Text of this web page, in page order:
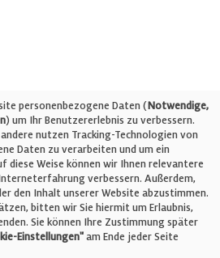
0
bau.eu
personenbezogene Daten (Notwendige,
) um Ihr Benutzererlebnis zu verbessern.
nutzen Tracking-Technologien von
Daten zu verarbeiten und um ein
diese Weise können wir Ihnen relevantere
verbessern. Außerdem,
den Inhalt unserer Website abzustimmen.
bitten wir Sie hiermit um Erlaubnis,
Sie können Ihre Zustimmung später
Einstellungen" am Ende jeder Seite